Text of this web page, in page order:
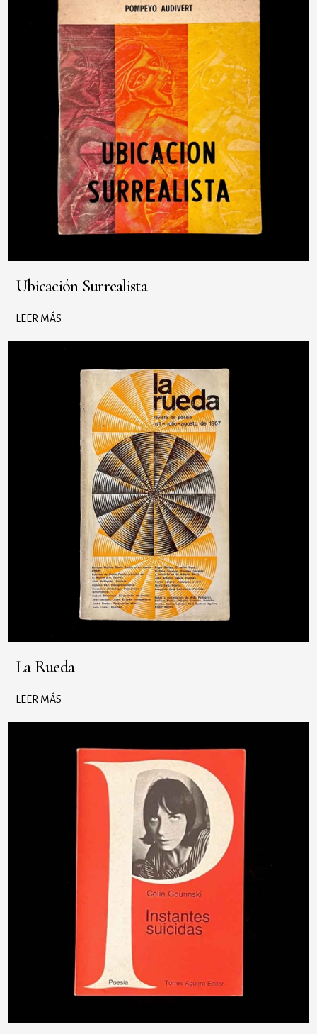
Ubicación Surrealista
LEER MÁS
La Rueda
LEER MÁS